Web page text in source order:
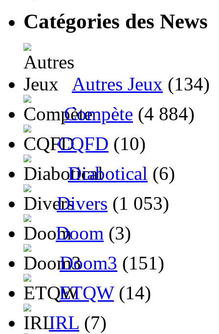
Catégories des News
Autres Jeux (134)
Compète (4 884)
CQFD (10)
Diabotical (6)
Divers (1 053)
Doom (3)
Doom3 (151)
ETQW(14)
IRL (7)